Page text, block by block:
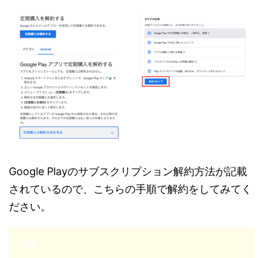
Google Playのサブスクリプション解約方法が記載
されているので、こちらの手順で解約をしてみてく
ださい。